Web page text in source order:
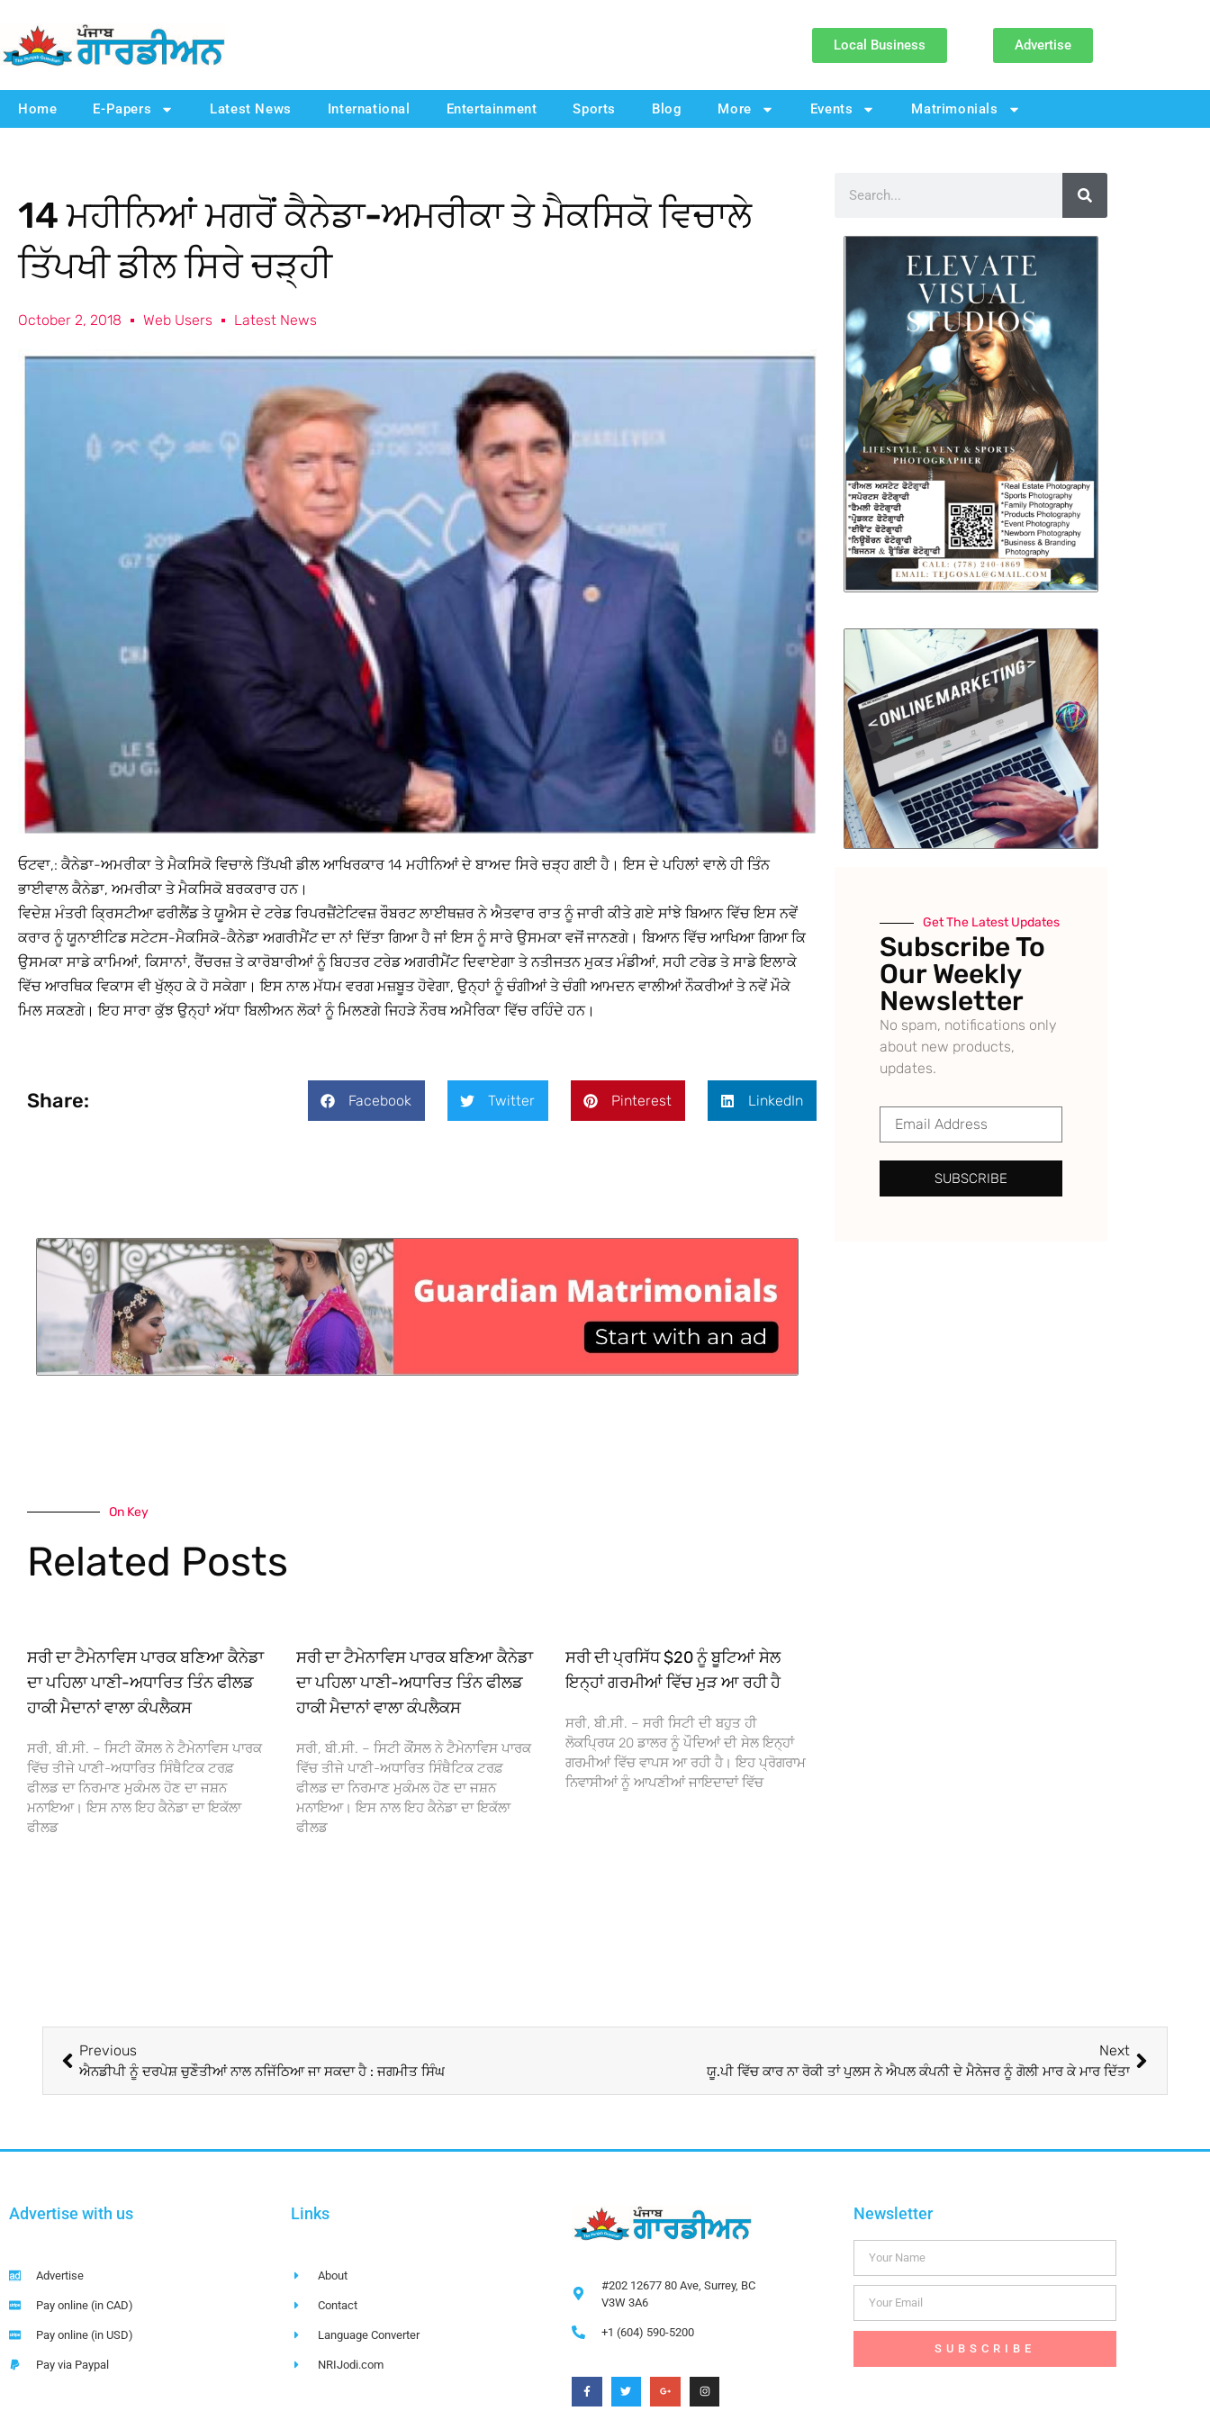
Local Business Advertise
Home E-Papers Latest News International Entertainment Sports Blog More Events Matrimonials
14 ਮਹੀਨਿਆਂ ਮਗਰੋਂ ਕੈਨੇਡਾ-ਅਮਰੀਕਾ ਤੇ ਮੈਕਸਿਕੋ ਵਿਚਾਲੇ
ਤਿੱਪਖੀ ਡੀਲ ਸਿਰੇ ਚੜ੍ਹੀ
October 2, 2018 Web Users Latest News
ਓਟਵਾ,: ਕੈਨੇਡਾ-ਅਮਰੀਕਾ ਤੇ ਮੈਕਸਿਕੋ ਵਿਚਾਲੇ ਤਿੱਪਖੀ ਡੀਲ ਆਖਿਰਕਾਰ 14 ਮਹੀਨਿਆਂ ਦੇ ਬਾਅਦ ਸਿਰੇ ਚੜ੍ਹ ਗਈ ਹੈ। ਇਸ ਦੇ ਪਹਿਲਾਂ ਵਾਲੇ ਹੀ ਤਿੰਨ
ਭਾਈਵਾਲ ਕੈਨੇਡਾ, ਅਮਰੀਕਾ ਤੇ ਮੈਕਸਿਕੋ ਬਰਕਰਾਰ ਹਨ।
ਵਿਦੇਸ਼ ਮੰਤਰੀ ਕ੍ਰਿਸਟੀਆ ਫਰੀਲੈਂਡ ਤੇ ਯੂਐਸ ਦੇ ਟਰੇਡ ਰਿਪਰਜ਼ੈਂਟੇਟਿਵਜ਼ ਰੌਬਰਟ ਲਾਈਥਜ਼ਰ ਨੇ ਐਤਵਾਰ ਰਾਤ ਨੂੰ ਜਾਰੀ ਕੀਤੇ ਗਏ ਸਾਂਝੇ ਬਿਆਨ ਵਿੱਚ ਇਸ ਨਵੇਂ
ਕਰਾਰ ਨੂੰ ਯੂਨਾਈਟਿਡ ਸਟੇਟਸ-ਮੈਕਸਿਕੋ-ਕੈਨੇਡਾ ਅਗਰੀਮੈਂਟ ਦਾ ਨਾਂ ਦਿੱਤਾ ਗਿਆ ਹੈ ਜਾਂ ਇਸ ਨੂੰ ਸਾਰੇ ਉਸਮਕਾ ਵਜੋਂ ਜਾਨਣਗੇ। ਬਿਆਨ ਵਿੱਚ ਆਖਿਆ ਗਿਆ ਕਿ
ਉਸਮਕਾ ਸਾਡੇ ਕਾਮਿਆਂ, ਕਿਸਾਨਾਂ, ਰੈਂਚਰਜ਼ ਤੇ ਕਾਰੋਬਾਰੀਆਂ ਨੂੰ ਬਿਹਤਰ ਟਰੇਡ ਅਗਰੀਮੈਂਟ ਦਿਵਾਏਗਾ ਤੇ ਨਤੀਜਤਨ ਮੁਕਤ ਮੰਡੀਆਂ, ਸਹੀ ਟਰੇਡ ਤੇ ਸਾਡੇ ਇਲਾਕੇ
ਵਿੱਚ ਆਰਥਿਕ ਵਿਕਾਸ ਵੀ ਖੁੱਲ੍ਹ ਕੇ ਹੋ ਸਕੇਗਾ। ਇਸ ਨਾਲ ਮੱਧਮ ਵਰਗ ਮਜ਼ਬੂਤ ਹੋਵੇਗਾ, ਉਨ੍ਹਾਂ ਨੂੰ ਚੰਗੀਆਂ ਤੇ ਚੰਗੀ ਆਮਦਨ ਵਾਲੀਆਂ ਨੌਕਰੀਆਂ ਤੇ ਨਵੇਂ ਮੌਕੇ
ਮਿਲ ਸਕਣਗੇ। ਇਹ ਸਾਰਾ ਕੁੱਝ ਉਨ੍ਹਾਂ ਅੱਧਾ ਬਿਲੀਅਨ ਲੋਕਾਂ ਨੂੰ ਮਿਲਣਗੇ ਜਿਹੜੇ ਨੌਰਥ ਅਮੈਰਿਕਾ ਵਿੱਚ ਰਹਿੰਦੇ ਹਨ।
Share: Facebook Twitter Pinterest LinkedIn
On Key
Related Posts
ਸਰੀ ਦਾ ਟੈਮੇਨਾਵਿਸ ਪਾਰਕ ਬਣਿਆ ਕੈਨੇਡਾ
ਦਾ ਪਹਿਲਾ ਪਾਣੀ-ਅਧਾਰਿਤ ਤਿੰਨ ਫੀਲਡ
ਹਾਕੀ ਮੈਦਾਨਾਂ ਵਾਲਾ ਕੰਪਲੈਕਸ
ਸਰੀ, ਬੀ.ਸੀ. – ਸਿਟੀ ਕੌਂਸਲ ਨੇ ਟੈਮੇਨਾਵਿਸ ਪਾਰਕ
ਵਿੱਚ ਤੀਜੇ ਪਾਣੀ-ਅਧਾਰਿਤ ਸਿੰਥੈਟਿਕ ਟਰਫ਼
ਫੀਲਡ ਦਾ ਨਿਰਮਾਣ ਮੁਕੰਮਲ ਹੋਣ ਦਾ ਜਸ਼ਨ
ਮਨਾਇਆ। ਇਸ ਨਾਲ ਇਹ ਕੈਨੇਡਾ ਦਾ ਇਕੱਲਾ
ਫੀਲਡ
ਸਰੀ ਦਾ ਟੈਮੇਨਾਵਿਸ ਪਾਰਕ ਬਣਿਆ ਕੈਨੇਡਾ
ਦਾ ਪਹਿਲਾ ਪਾਣੀ-ਅਧਾਰਿਤ ਤਿੰਨ ਫੀਲਡ
ਹਾਕੀ ਮੈਦਾਨਾਂ ਵਾਲਾ ਕੰਪਲੈਕਸ
ਸਰੀ, ਬੀ.ਸੀ. – ਸਿਟੀ ਕੌਂਸਲ ਨੇ ਟੈਮੇਨਾਵਿਸ ਪਾਰਕ
ਵਿੱਚ ਤੀਜੇ ਪਾਣੀ-ਅਧਾਰਿਤ ਸਿੰਥੈਟਿਕ ਟਰਫ਼
ਫੀਲਡ ਦਾ ਨਿਰਮਾਣ ਮੁਕੰਮਲ ਹੋਣ ਦਾ ਜਸ਼ਨ
ਮਨਾਇਆ। ਇਸ ਨਾਲ ਇਹ ਕੈਨੇਡਾ ਦਾ ਇਕੱਲਾ
ਫੀਲਡ
ਸਰੀ ਦੀ ਪ੍ਰਸਿੱਧ $20 ਨੂੰ ਬੂਟਿਆਂ ਸੇਲ
ਇਨ੍ਹਾਂ ਗਰਮੀਆਂ ਵਿੱਚ ਮੁੜ ਆ ਰਹੀ ਹੈ
ਸਰੀ, ਬੀ.ਸੀ. – ਸਰੀ ਸਿਟੀ ਦੀ ਬਹੁਤ ਹੀ
ਲੋਕਪ੍ਰਿਯ 20 ਡਾਲਰ ਨੂੰ ਪੌਦਿਆਂ ਦੀ ਸੇਲ ਇਨ੍ਹਾਂ
ਗਰਮੀਆਂ ਵਿੱਚ ਵਾਪਸ ਆ ਰਹੀ ਹੈ। ਇਹ ਪ੍ਰੋਗਰਾਮ
ਨਿਵਾਸੀਆਂ ਨੂੰ ਆਪਣੀਆਂ ਜਾਇਦਾਦਾਂ ਵਿੱਚ
Get The Latest Updates
Subscribe To
Our Weekly
Newsletter
No spam, notifications only
about new products,
updates.
SUBSCRIBE
Previous
ਐਨਡੀਪੀ ਨੂੰ ਦਰਪੇਸ਼ ਚੁਣੌਤੀਆਂ ਨਾਲ ਨਜਿੱਠਿਆ ਜਾ ਸਕਦਾ ਹੈ : ਜਗਮੀਤ ਸਿੰਘ
Next
ਯੂ.ਪੀ ਵਿੱਚ ਕਾਰ ਨਾ ਰੋਕੀ ਤਾਂ ਪੁਲਸ ਨੇ ਐਪਲ ਕੰਪਨੀ ਦੇ ਮੈਨੇਜਰ ਨੂੰ ਗੋਲੀ ਮਾਰ ਕੇ ਮਾਰ ਦਿੱਤਾ
Advertise with us
Advertise
Pay online (in CAD)
Pay online (in USD)
Pay via Paypal
Links
About
Contact
Language Converter
NRIJodi.com
#202 12677 80 Ave, Surrey, BC
V3W 3A6
+1 (604) 590-5200
Newsletter
SUBSCRIBE